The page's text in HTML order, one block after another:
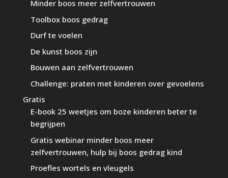
Minder boos meer zelfvertrouwen
Toolbox boos gedrag
Durf te voelen
De kunst boos zijn
Bouwen aan zelfvertrouwen
Challenge: praten met kinderen over gevoelens
Gratis
E-book 25 weetjes om boze kinderen beter te
begrijpen
Gratis webinar minder boos meer
zelfvertrouwen, hulp bij boos gedrag kind
Proefles wortels en vleugels